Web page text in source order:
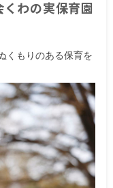
わの実保育園
くもりのある保育を